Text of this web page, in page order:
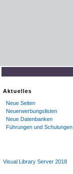
Aktuelles
Neue Seiten
Neuerwerbungslisten
Neue Datenbanken
Führungen und Schulungen
Visual Library Server 2018